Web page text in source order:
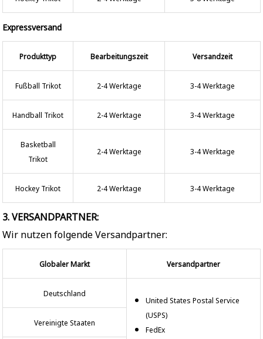
Expressversand
Produkttyp Bearbeitungszeit Versandzeit
Fußball Trikot 2-4 Werktage 3-4 Werktage
Handball Trikot 2-4 Werktage 3-4 Werktage
Basketball
Trikot
2-4 Werktage 3-4 Werktage
Hockey Trikot 2-4 Werktage 3-4 Werktage
3. VERSANDPARTNER:
Wir nutzen folgende Versandpartner:
Globaler Markt Versandpartner
Deutschland
United States Postal Service
(USPS)
FedEx
Vereinigte Staaten